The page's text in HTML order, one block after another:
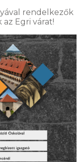
rendelkezők
az Egri várat!